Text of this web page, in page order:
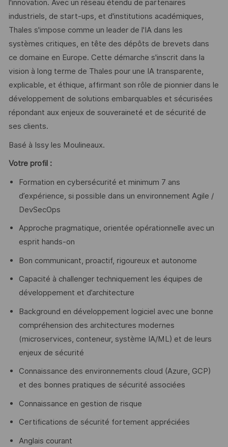
l'innovation. Avec un réseau étendu de partenaires
industriels, de start-ups, et d'institutions académiques,
Thales s'impose comme un leader de l'IA dans les
systèmes critiques, en tête des dépôts de brevets dans
ce domaine en Europe. Cette démarche s'inscrit dans la
vision à long terme de Thales pour une IA transparente,
explicable, et éthique, affirmant son rôle de pionnier dans le
développement de solutions embarquables et sécurisées
répondant aux enjeux de souveraineté et de sécurité de
ses clients.
Basé à Issy les Moulineaux.
Votre profil :
Formation en cybersécurité et minimum 7 ans
d’expérience, si possible dans un environnement Agile /
DevSecOps
Approche pragmatique, orientée opérationnelle avec un
esprit hands-on
Bon communicant, proactif, rigoureux et autonome
Capacité à challenger techniquement les équipes de
développement et d’architecture
Background en développement logiciel avec une bonne
compréhension des architectures modernes
(microservices, conteneur, système IA/ML) et de leurs
enjeux de sécurité
Connaissance des environnements cloud (Azure, GCP)
et des bonnes pratiques de sécurité associées
Connaissance en gestion de risque
Certifications de sécurité fortement appréciées
Anglais courant